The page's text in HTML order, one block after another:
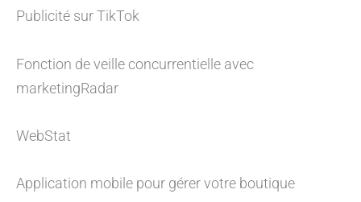
Publicité sur TikTok
Fonction de veille concurrentielle avec
marketingRadar
WebStat
Application mobile pour gérer votre boutique